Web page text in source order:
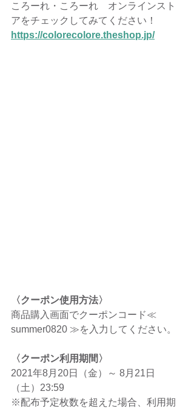
ころーれ・ころーれ　オンラインスト
アをチェックしてみてください！
https://colorecolore.theshop.jp/
〈クーポン使用方法〉
商品購入画面でクーポンコード≪
summer0820 ≫を入力してください。
〈クーポン利用期間〉
2021年8月20日（金）～ 8月21日
（土）23:59
※配布予定枚数を超えた場合、利用期